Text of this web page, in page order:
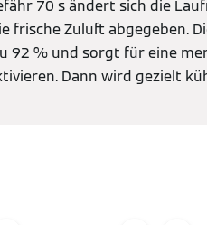
70 s ändert sich die
frische Zuluft abgegeben.
92 % und sorgt für eine
Dann wird gezielt